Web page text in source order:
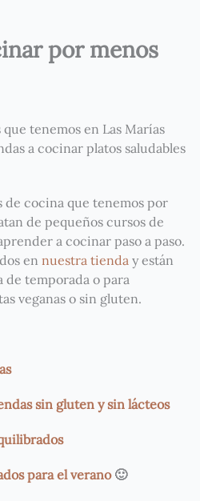
por menos
tenemos en Las Marías
a cocinar platos saludables
de cocina que tenemos por
de pequeños cursos de
a cocinar paso a paso.
en nuestra tienda y están
de temporada o para
veganas o sin gluten.
sin gluten y sin lácteos
para el verano🙂